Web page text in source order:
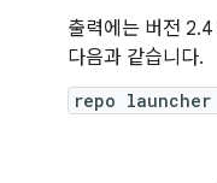
출력에는 버전
다음과 같습니다.
repo